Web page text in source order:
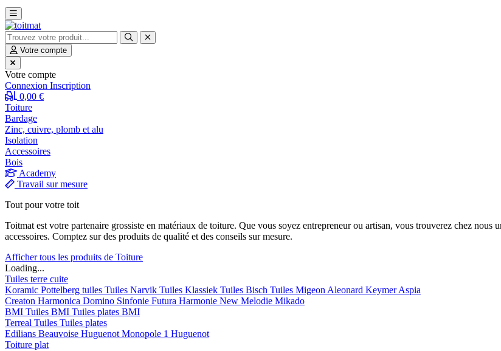
Votre compte
Votre compte
Connexion Inscription
0,00 €
Toiture
Bardage
Zinc, cuivre, plomb et alu
Isolation
Accessoires
Bois
Academy
Travail sur mesure
Tout pour votre toit
Toitmat est votre partenaire grossiste en matériaux de toiture. Que vous soyez entrepreneur ou artisan, vous trouverez chez nous
accessoires. Comptez sur des produits de qualité et des conseils sur mesure.
Afficher tous les produits de Toiture
Loading...
Tuiles terre cuite
Koramic Pottelberg tuiles Tuiles Narvik Tuiles Klassiek Tuiles Bisch Tuiles Migeon Aleonard KeymerAspia
Creaton Harmonica Domino Sinfonie Futura Harmonie New Melodie Mikado
BMI Tuiles BMI Tuiles plates BMI
Terreal Tuiles Tuiles plates
Edilians Beauvoise Huguenot Monopole 1 Huguenot
Toiture plat